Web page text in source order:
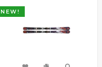
NEW!